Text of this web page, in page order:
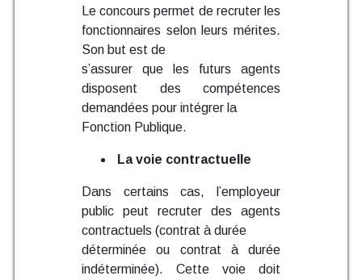
Le concours permet de recruter les
fonctionnaires selon leurs mérites.
Son but est de
s’assurer que les futurs agents
disposent des compétences
demandées pour intégrer la
Fonction Publique.
La voie contractuelle
Dans certains cas, l’employeur
public peut recruter des agents
contractuels (contrat à durée
déterminée ou contrat à durée
indéterminée). Cette voie doit